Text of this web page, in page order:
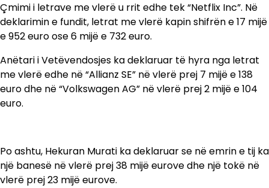
Çmimi i letrave me vlerë u rrit edhe tek “Netflix Inc”. Në
deklarimin e fundit, letrat me vlerë kapin shifrën e 17 mijë
e 952 euro ose 6 mijë e 732 euro.
Anëtari i Vetëvendosjes ka deklaruar të hyra nga letrat
me vlerë edhe në “Allianz SE” në vlerë prej 7 mijë e 138
euro dhe në “Volkswagen AG” në vlerë prej 2 mijë e 104
euro.
Po ashtu, Hekuran Murati ka deklaruar se në emrin e tij ka
një banesë në vlerë prej 38 mijë eurove dhe një tokë në
vlerë prej 23 mijë eurove.